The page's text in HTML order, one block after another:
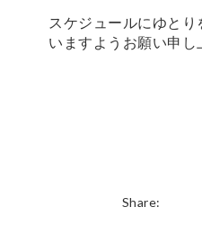
スケジュールにゆと
いますようお願い申し
Share: